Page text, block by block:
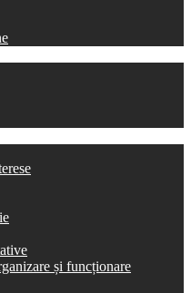
și funcționare